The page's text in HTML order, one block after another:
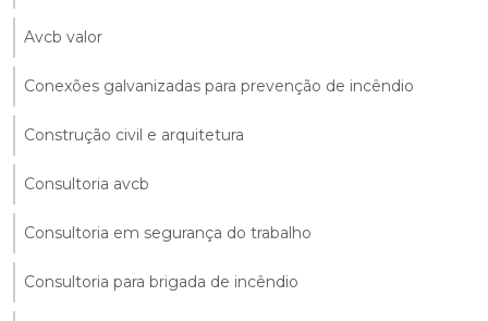
Avcb valor
Conexões galvanizadas para prevenção de incêndio
Construção civil e arquitetura
Consultoria avcb
Consultoria em segurança do trabalho
Consultoria para brigada de incêndio